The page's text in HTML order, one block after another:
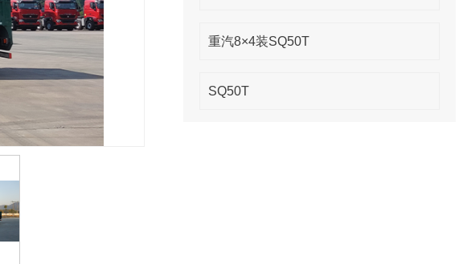
重汽8×4装SQ50T
SQ50T